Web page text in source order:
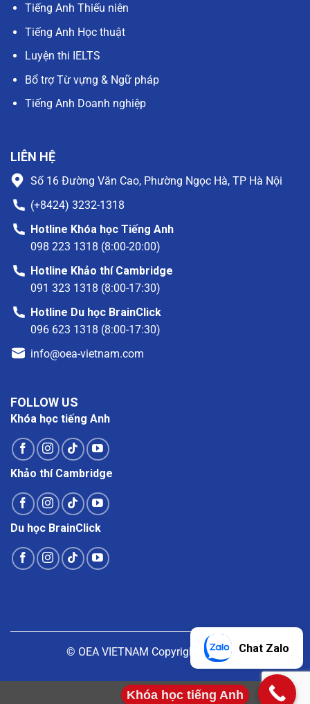
Tiếng Anh Thiếu niên
Tiếng Anh Học thuật
Luyện thi IELTS
Bổ trợ Từ vựng & Ngữ pháp
Tiếng Anh Doanh nghiệp
LIÊN HỆ
Số 16 Đường Văn Cao, Phường Ngọc Hà, TP Hà Nội
(+8424) 3232-1318
Hotline Khóa học Tiếng Anh
098 223 1318 (8:00-20:00)
Hotline Khảo thí Cambridge
091 323 1318 (8:00-17:30)
Hotline Du học BrainClick
096 623 1318 (8:00-17:30)
info@oea-vietnam.com
FOLLOW US
Khóa học tiếng Anh
Khảo thí Cambridge
Du học BrainClick
© OEA VIETNAM Copyright |Liên hệChat Zalo
Khóa học tiếng Anh